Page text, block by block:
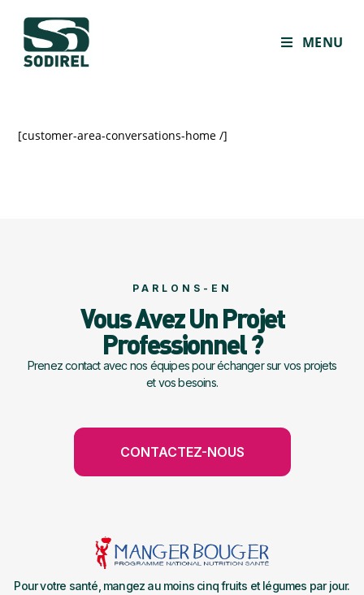
MENU
[customer-area-conversations-home /]
PARLONS-EN
Vous Avez Un Projet
Professionnel ?
Prenez contact avec nos équipes pour échanger sur vos projets
et vos besoins.
CONTACTEZ-NOUS
Pour votre santé, mangez au moins cinq fruits et légumes par jour.